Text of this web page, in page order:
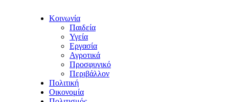
Κοινωνία
Παιδεία
Υγεία
Εργασία
Αγροτικά
Προσφυγικό
Περιβάλλον
Πολιτική
Οικονομία